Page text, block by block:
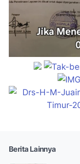
Berita Lainnya